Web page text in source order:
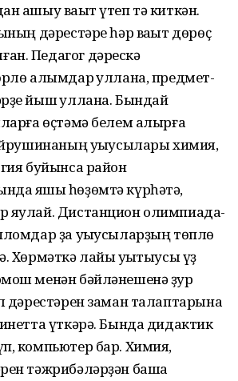
ашыу ваҡыт үтеп тә киткән.
дәрестәре һәр ваҡыт дөрөҫ
Педагог дәрескә
алымдар ҡуллана, предмет-
йыш ҡуллана. Бындай
өҫтәмә белем алырға
уҡыусылары химия,
буйынса район
яҡшы һөҙөмтә күрһәтә,
яулай. Дистанцион олимпиада-
ҙа уҡыусыларҙың төплө
Хөрмәткә лайыҡ уҡытыусы үҙ
менән бәйләнешенә ҙур
дәрестәрен заман талаптарына
үткәрә. Бында дидактик
компьютер бар. Химия,
тәжрибәләрҙән башҡа